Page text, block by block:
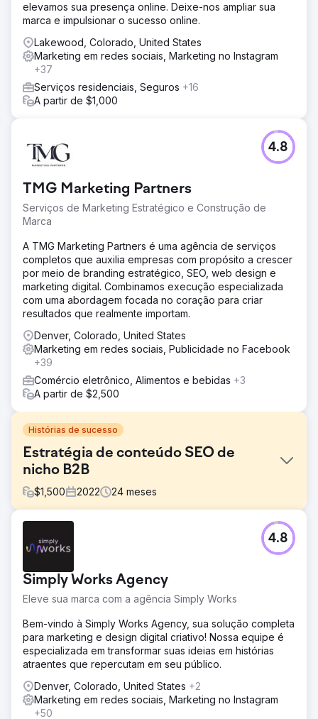
elevamos sua presença online. Deixe-nos ampliar sua
marca e impulsionar o sucesso online.
Lakewood, Colorado, United States
Marketing em redes sociais, Marketing no Instagram
+37
Serviços residenciais, Seguros +16
A partir de $1,000
TMG Marketing Partners
Serviços de Marketing Estratégico e Construção de
Marca
4.8
A TMG Marketing Partners é uma agência de serviços
completos que auxilia empresas com propósito a crescer
por meio de branding estratégico, SEO, web design e
marketing digital. Combinamos execução especializada
com uma abordagem focada no coração para criar
resultados que realmente importam.
Denver, Colorado, United States
Marketing em redes sociais, Publicidade no Facebook
+39
Comércio eletrônico, Alimentos e bebidas +3
A partir de $2,500
Histórias de sucesso
Estratégia de conteúdo SEO de
nicho B2B
$1,500 2022 24 meses
Aumentar a visibilidade do mecanismo de pesquisa e o
tráfego orgânico para uma solução SaaS B2B em um
nicho da indústria. A estratégia focou no crescimento
orgânico sem o uso de backlinking ou publicidade PPC. A
meta era melhorar o tráfego orgânico e as impressões
em dois anos, de janeiro de 2022 a janeiro de 2024.
Solução
A Digitlab melhorou o desempenho de SEO e o alcance
orgânico do cliente, criando conteúdo de liderança
inovadora e construindo um mapa de links internos bem
estruturado. Essa abordagem posicionou o cliente como
uma autoridade em seu nicho, aumentando sua
descoberta e relevância nos resultados de buscas.
Simply Works Agency
Eleve sua marca com a agência Simply Works
4.8
Bem-vindo à Simply Works Agency, sua solução completa
para marketing e design digital criativo! Nossa equipe é
especializada em transformar suas ideias em histórias
atraentes que repercutam em seu público.
Denver, Colorado, United States +2
Marketing em redes sociais, Marketing no Instagram
+50